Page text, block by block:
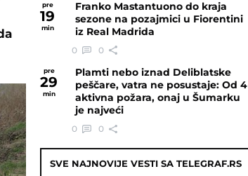
pre
19
min
Franko Mastantuono do kraja
sezone na pozajmici u Fiorentini
iz Real Madrida
0 0
pre
29
min
Plamti nebo iznad Deliblatske
peščare, vatra ne posustaje: Od 4
aktivna požara, onaj u Šumarku
je najveći
0 0
SVE NAJNOVIJE VESTI SA TELEGRAF.RS